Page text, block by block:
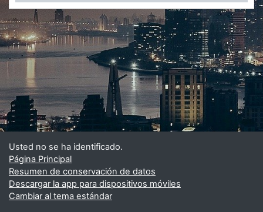
Usted no se ha identificado.
Página Principal
Resumen de conservación de datos
Descargar la app para dispositivos móviles
Cambiar al tema estándar